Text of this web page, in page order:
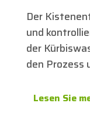
Der
und
der
den Prozess
Lesen Sie